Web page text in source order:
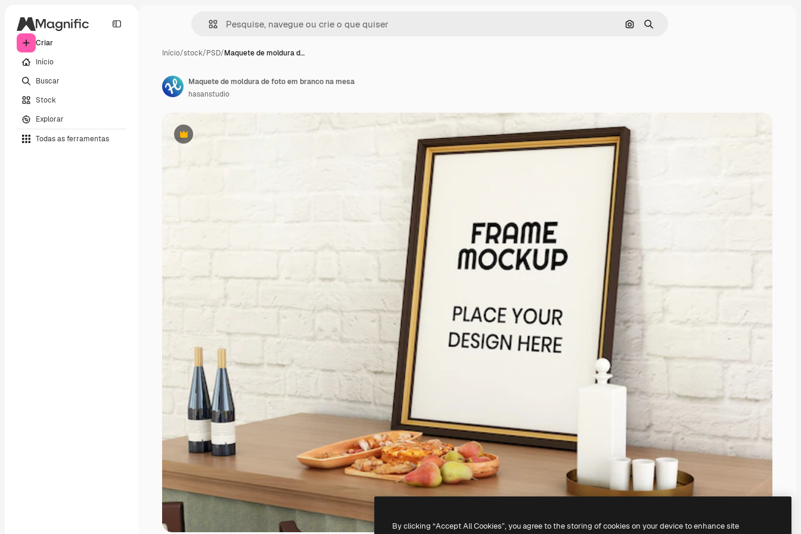
Criar
Início
Buscar
Stock
Explorar
Todas as ferramentas
Pesquisar por imagem
Buscar
Início/stock/PSD/Maquete de moldura d…
Premium
Maquete de moldura de foto em branco na mesa
hasanstudio
By clicking “Accept All Cookies”, you agree to the storing of cookies on your device to enhance site